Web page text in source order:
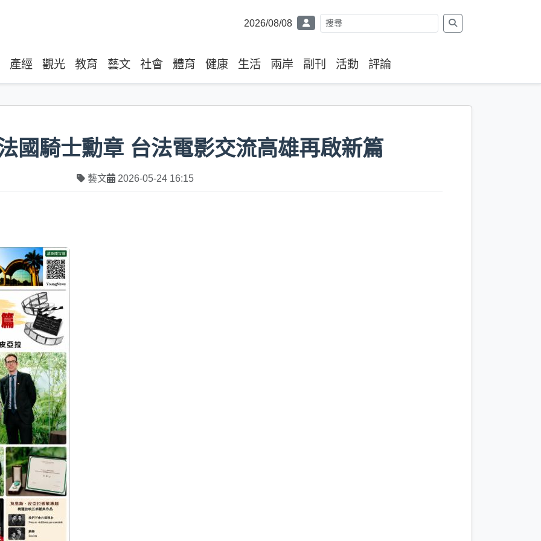
2026/08/08
產經 觀光 教育 藝文 社會 體育 健康 生活 兩岸 副刊 活動 評論
國騎士勳章 台法電影交流高雄再啟新篇
藝文 2026-05-24 16:15